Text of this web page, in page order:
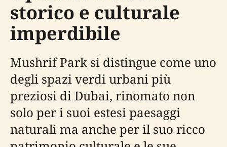
storico e culturale
imperdibile
Mushrif Park si distingue come uno
degli spazi verdi urbani più
preziosi di Dubai, rinomato non
solo per i suoi estesi paesaggi
naturali ma anche per il suo ricco